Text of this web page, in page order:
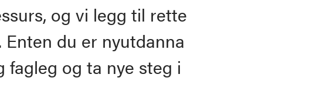
og vi legg til rette
du er nyutdanna
og ta nye steg i